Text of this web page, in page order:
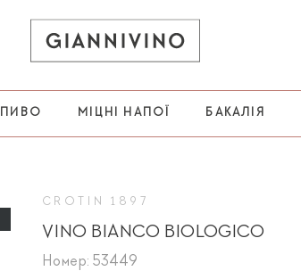
ПИВО МІЦНІ НАПОЇ БАКАЛІЯ
CROTIN 1897
VINO BIANCO BIOLOGICO
Номер: 53449